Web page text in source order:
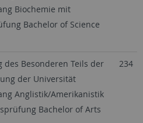
Biochemie mit
Bachelor of Science
des Besonderen Teils der
der Universität
Anglistik/Amerikanistik
Bachelor of Arts
234